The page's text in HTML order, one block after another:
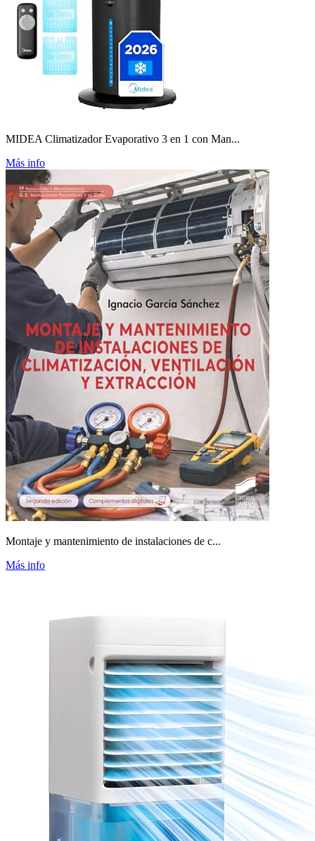
MIDEA Climatizador Evaporativo 3 en 1 con Man...
Más info
Montaje y mantenimiento de instalaciones de c...
Más info